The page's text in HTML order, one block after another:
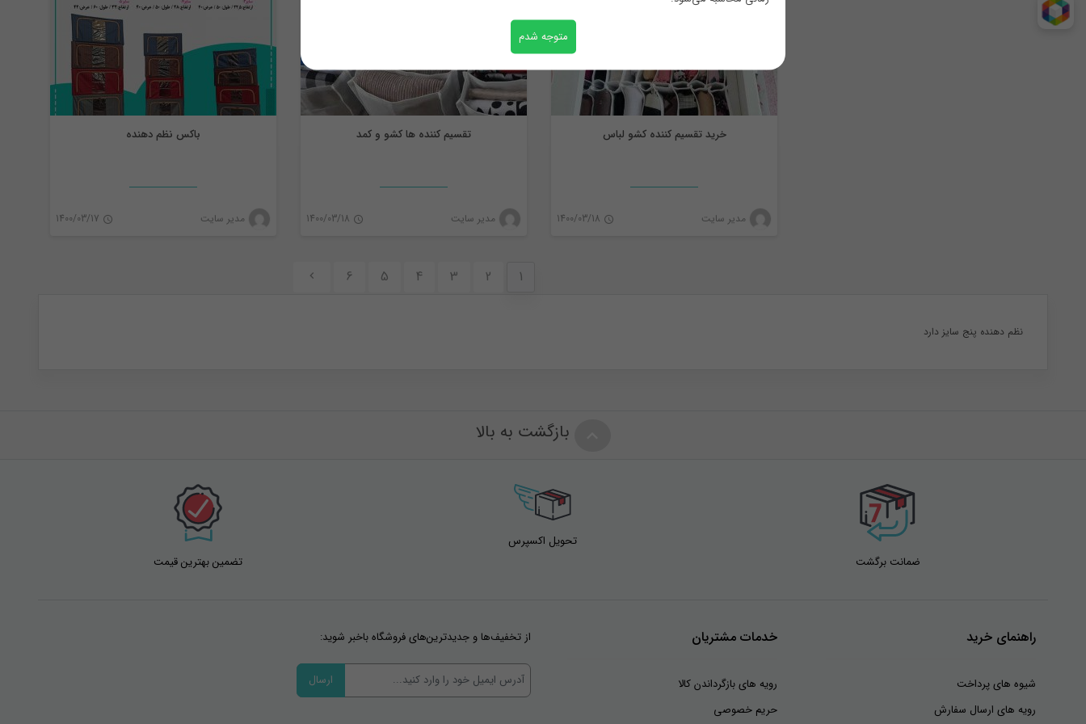
متوجه شدم
خرید تقسیم کننده کشو لباس
مدیر سایت 1400/03/18
تقسیم کننده ها کشو و کمد
مدیر سایت 1400/03/18
باکس نظم دهنده
مدیر سایت 1400/03/17
1
2
3
4
5
6
نظم دهنده پنج سایز دارد
بازگشت به بالا
ضمانت برگشت
تحویل اکسپرس
تضمین بهترین قیمت
راهنمای خرید
شیوه های پرداخت
رویه های ارسال سفارش
خدمات مشتریان
رویه های بازگرداندن کالا
حریم خصوصی
از تخفیف‌ها و جدیدترین‌های فروشگاه باخبر شوید: